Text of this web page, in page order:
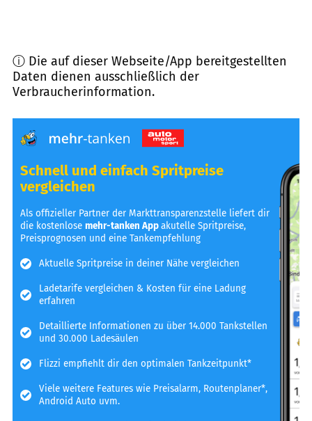
ⓘ Die auf dieser Webseite/App bereitgestellten
Daten dienen ausschließlich der
Verbraucherinformation.
Schnell und einfach Spritpreise
vergleichen
Als offizieller Partner der Markttransparenzstelle liefert dir
die kostenlosemehr-tanken Appakutelle Spritpreise,
Preisprognosen und eine Tankempfehlung
Aktuelle Spritpreise in deiner Nähe vergleichen
Ladetarife vergleichen & Kosten für eine Ladung
erfahren
Detaillierte Informationen zu über 14.000 Tankstellen
und 30.000 Ladesäulen
Flizzi empfiehlt dir den optimalen Tankzeitpunkt*
Viele weitere Features wie Preisalarm, Routenplaner*,
Android Auto uvm.